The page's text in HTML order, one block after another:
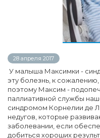
28 апреля 2017
У малыша Максимки -
эту болезнь, к
поэтому Максим -
паллиативной службы
синдромом Корнелии де
недугов, которые
заболевании, если
добиться хороших